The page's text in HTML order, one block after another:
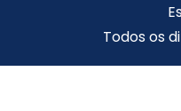
Todos os